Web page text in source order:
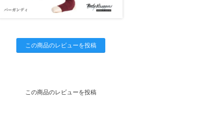
この商品のレビューを投稿
この商品のレビューを投稿